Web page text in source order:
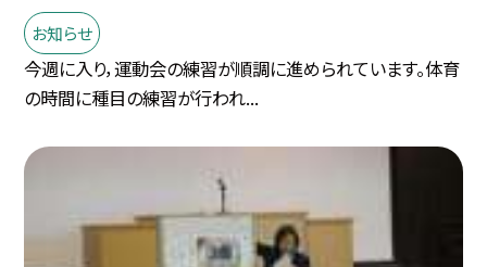
お知らせ
今週に入り，運動会の練習が順調に進められています。体育
の時間に種目の練習が行われ...